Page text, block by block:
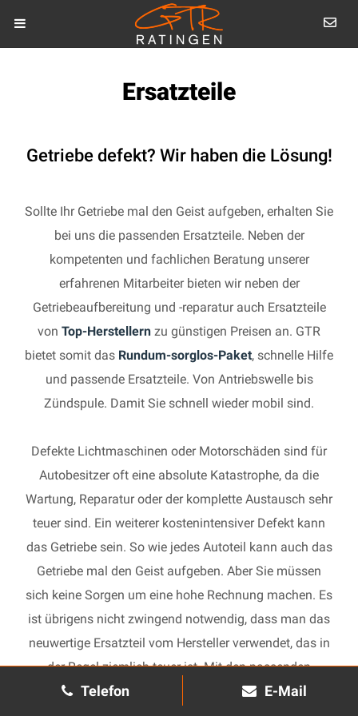
Telefon E-Mail
Ersatzteile
Getriebe defekt? Wir haben die Lösung!
Sollte Ihr Getriebe mal den Geist aufgeben, erhalten Sie
bei uns die passenden Ersatzteile. Neben der
kompetenten und fachlichen Beratung unserer
erfahrenen Mitarbeiter bieten wir neben der
Getriebeaufbereitung und -reparatur auch Ersatzteile
von Top-Herstellern zu günstigen Preisen an. GTR
bietet somit das Rundum-sorglos-Paket, schnelle Hilfe
und passende Ersatzteile. Von Antriebswelle bis
Zündspule. Damit Sie schnell wieder mobil sind.
Defekte Lichtmaschinen oder Motorschäden sind für
Autobesitzer oft eine absolute Katastrophe, da die
Wartung, Reparatur oder der komplette Austausch sehr
teuer sind. Ein weiterer kostenintensiver Defekt kann
das Getriebe sein. So wie jedes Autoteil kann auch das
Getriebe mal den Geist aufgeben. Aber Sie müssen
sich keine Sorgen um eine hohe Rechnung machen. Es
ist übrigens nicht zwingend notwendig, dass man das
neuwertige Ersatzteil vom Hersteller verwendet, das in
der Regel ziemlich teuer ist. Mit den passenden
Ersatzteilen kann jedes gebrauchte Getriebe schnell